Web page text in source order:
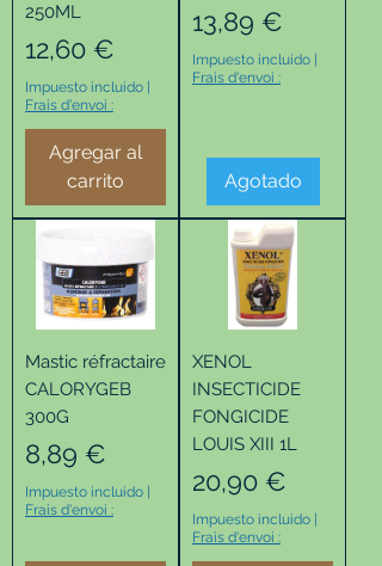
250ML
Precio
12,60 €
Impuesto incluido
Frais d'envoi :
Agregar al
carrito
Precio
13,89 €
Impuesto incluido
Frais d'envoi :
Agotado
Mastic réfractaire
CALORYGEB
300G
Precio
8,89 €
Impuesto incluido
Frais d'envoi :
XENOL
INSECTICIDE
FONGICIDE
LOUIS XIII 1L
Precio
20,90 €
Impuesto incluido
Frais d'envoi :